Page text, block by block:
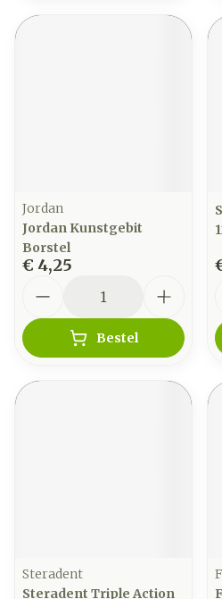
Jordan
Jordan Kunstgebit
Borstel
€ 4,25
Bestel
Steradent
Steradent Triple Action